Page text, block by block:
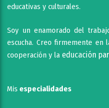
educativas y culturales.
Soy un enamorado del
escucha. Creo firmemente en
cooperación y la educación
Mis especialidades